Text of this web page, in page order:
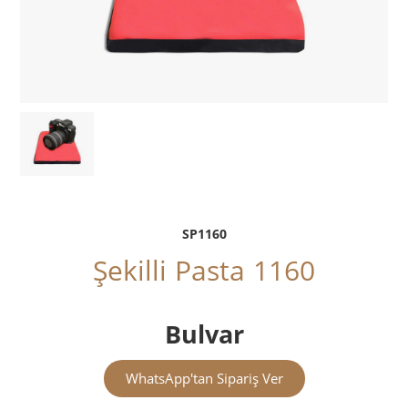
SP1160
Şekilli Pasta 1160
Bulvar
WhatsApp'tan Sipariş Ver